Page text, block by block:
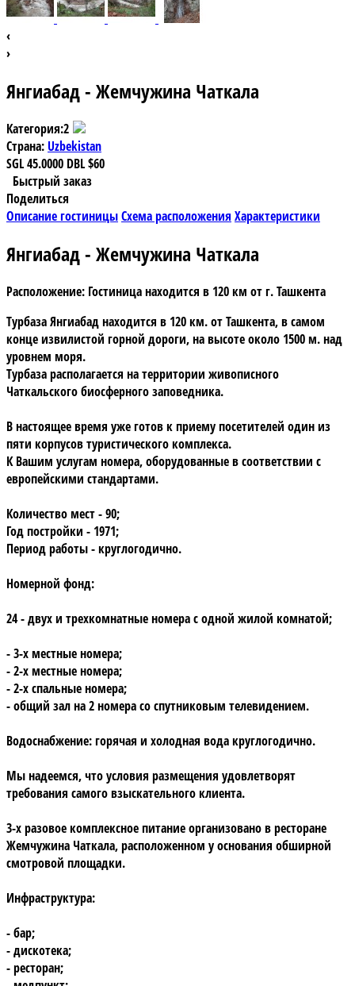
‹
›
Янгиабад - Жемчужина Чаткала
Категория:2
Страна: Uzbekistan
SGL45.0000 DBL$60
Быстрый заказ
Поделиться
Описание гостиницыСхема расположения Характеристики
Янгиабад - Жемчужина Чаткала
Расположение: Гостиница находится в 120 км от г. Ташкента
Турбаза Янгиабаднаходится в 120 км. от Ташкента, в самом
конце извилистой горной дороги, на высоте около 1500 м. над
уровнем моря.
Турбаза располагается на территории живописного
Чаткальского биосферного заповедника.
В настоящее время уже готов к приему посетителей один из
пяти корпусов туристического комплекса.
К Вашим услугам номера, оборудованные в соответствии с
европейскими стандартами.
Количество мест - 90;
Год постройки - 1971;
Период работы - круглогодично.
Номерной фонд:
24 - двух и трехкомнатные номера с одной жилой комнатой;
- 3-х местные номера;
- 2-х местные номера;
- 2-х спальные номера;
- общий зал на 2 номера со спутниковым телевидением.
Водоснабжение:горячая и холодная вода круглогодично.
Мы надеемся, что условия размещения удовлетворят
требования самого взыскательного клиента.
3-х разовое комплексное питание организовано в ресторане
Жемчужина Чаткала, расположенном у основания обширной
смотровой площадки.
Инфраструктура:
- бар;
- дискотека;
- ресторан;